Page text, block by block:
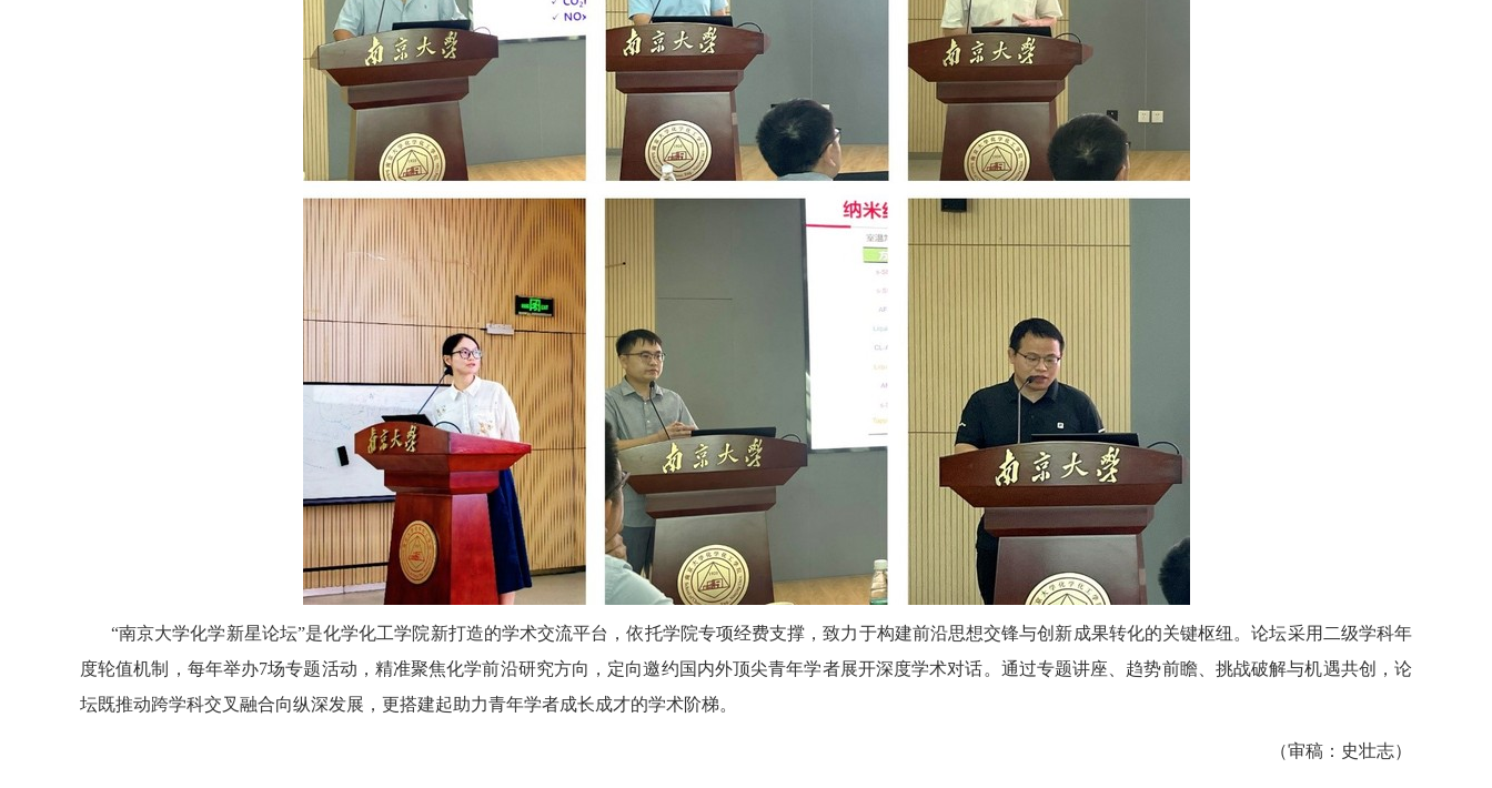
“南京大学化学新星论坛”是化学化工学院新打造的学术交流平台，依托学院专项经费支撑，致力于构建前沿思想交锋与创新成果转化的关键枢纽。论坛采用二级学科年
度轮值机制，每年举办7场专题活动，精准聚焦化学前沿研究方向，定向邀约国内外顶尖青年学者展开深度学术对话。通过专题讲座、趋势前瞻、挑战破解与机遇共创，论
坛既推动跨学科交叉融合向纵深发展，更搭建起助力青年学者成长成才的学术阶梯。
（审稿：史壮志）